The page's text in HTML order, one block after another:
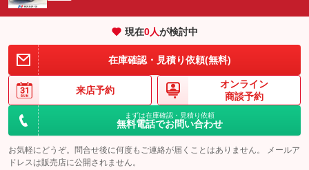
現在0人が検討中
在庫確認・見積り依頼(無料)
来店予約
オンライン
商談予約
まずは在庫確認・見積り依頼
無料電話でお問い合わせ
お気軽にどうぞ。問合せ後に何度もご連絡が届くことはありません。 メールア
ドレスは販売店に公開されません。